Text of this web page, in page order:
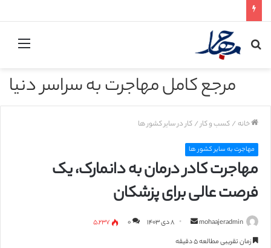
جستجو
مرجع کامل مهاجرت به سراسر دنیا
خانه / کسب و کار / کار در سایر کشور ها
مهاجرت به سایر کشور ها
مهاجرت کادر درمان به دانمارک، یک
فرصت عالی برای پزشکان
mohaajeradmin
ر
۸ دی ۱۴۰۳ ۰
۵,۲۳۷
زمان تقریبی مطالعه ۵ دقیقه